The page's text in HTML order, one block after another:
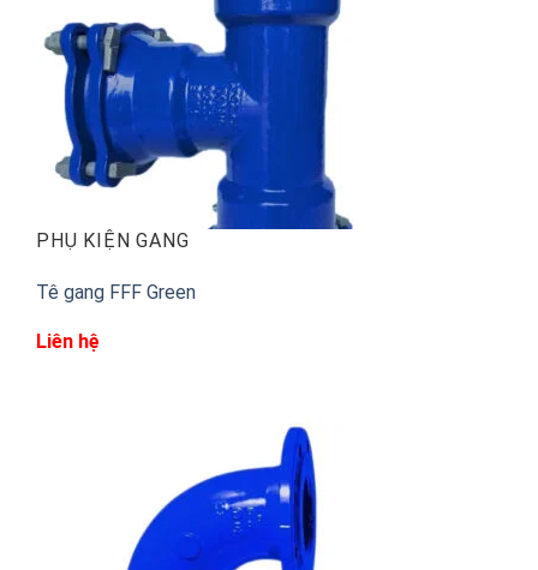
PHỤ KIỆN GANG
Tê gang FFF Green
Liên hệ